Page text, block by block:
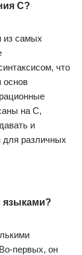
C?
из самых
что
основ
на C,
и
различных
языками?
первых, он